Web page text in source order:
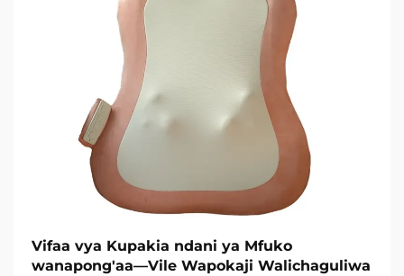
Vifaa vya Kupakia ndani ya Mfuko
wanapong'aa—Vile Wapokaji Walichaguliwa